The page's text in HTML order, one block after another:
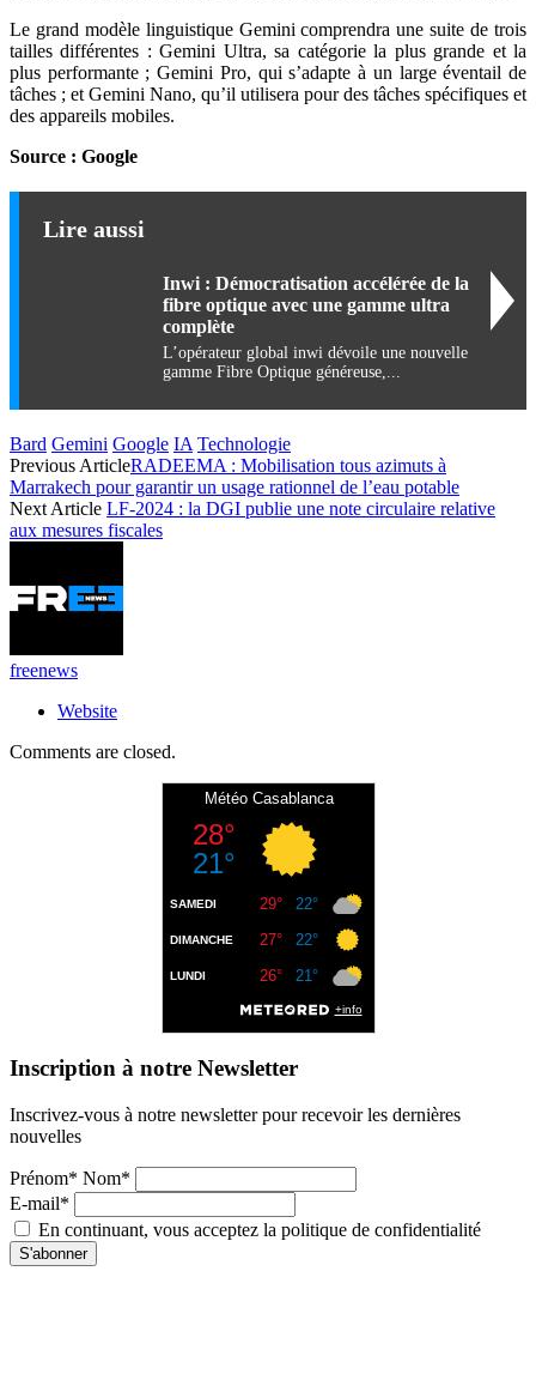
Le grand modèle linguistique Gemini comprendra une suite de trois
tailles différentes : Gemini Ultra, sa catégorie la plus grande et la
plus performante ; Gemini Pro, qui s’adapte à un large éventail de
tâches ; et Gemini Nano, qu’il utilisera pour des tâches spécifiques et
des appareils mobiles.
Source : Google
Lire aussi
Inwi : Démocratisation accélérée de la
fibre optique avec une gamme ultra
complète
L’opérateur global inwi dévoile une nouvelle
gamme Fibre Optique généreuse,...
Bard Gemini Google IA Technologie
Previous ArticleRADEEMA : Mobilisation tous azimuts à
Marrakech pour garantir un usage rationnel de l’eau potable
Next Article LF-2024 : la DGI publie une note circulaire relative
aux mesures fiscales
freenews
Website
Comments are closed.
Inscription à notre Newsletter
Inscrivez-vous à notre newsletter pour recevoir les dernières
nouvelles
Prénom* Nom*
E-mail*
En continuant, vous acceptez la politique de confidentialité